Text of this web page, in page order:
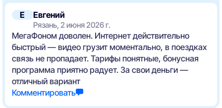
Е Евгений
Рязань, 2 июня 2026 г.
МегаФоном доволен. Интернет действительно
быстрый — видео грузит моментально, в поездках
связь не пропадает. Тарифы понятные, бонусная
программа приятно радует. За свои деньги —
отличный вариант
Комментировать